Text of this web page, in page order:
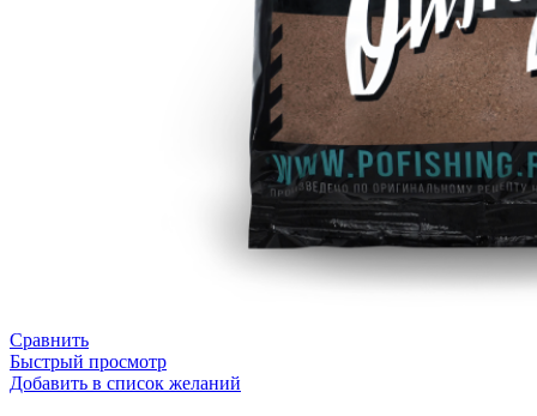
Сравнить
Быстрый просмотр
Добавить в список желаний